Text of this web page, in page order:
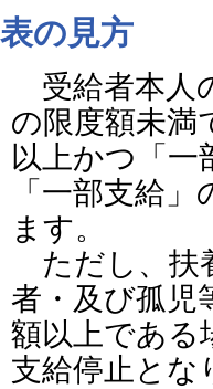
表の見方
受給者本人
の限度額未満
以上かつ「一
「一部支給
ます。
ただし、扶
者・及び孤児
額以上である
支給停止とな